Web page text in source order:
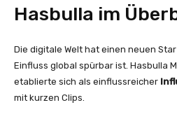
Hasbulla im
Die digitale Welt hat einen neuen
Einfluss global spürbar ist. Hasbulla
etablierte sich als einflussreicher
mit kurzen Clips.